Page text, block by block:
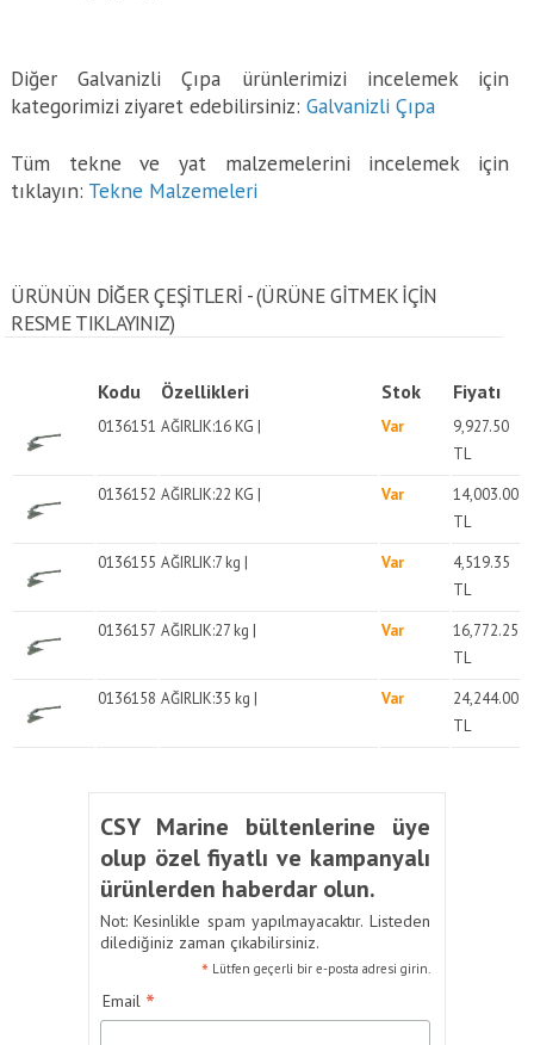
Diğer Galvanizli Çıpa ürünlerimizi incelemek için
kategorimizi ziyaret edebilirsiniz:Galvanizli Çıpa
Tüm tekne ve yat malzemelerini incelemek için
tıklayın: Tekne Malzemeleri
ÜRÜNÜN DİĞER ÇEŞİTLERİ - (ÜRÜNE GITMEK IÇIN
RESME TIKLAYINIZ)
Kodu Özellikleri Stok Fiyatı
0136151 AĞIRLIK:16 KG | Var
9,927.50
TL
0136152 AĞIRLIK:22 KG | Var
14,003.00
TL
0136155 AĞIRLIK:7 kg | Var
4,519.35
TL
0136157 AĞIRLIK:27 kg | Var
16,772.25
TL
0136158 AĞIRLIK:35 kg | Var
24,244.00
TL
CSY Marine bültenlerine üye
olup özel fiyatlı ve kampanyalı
ürünlerden haberdar olun.
Not: Kesinlikle spam yapılmayacaktır. Listeden
dilediğiniz zaman çıkabilirsiniz.
* Lütfen geçerli bir e-posta adresi girin.
Email *